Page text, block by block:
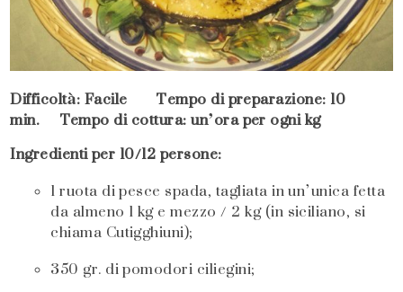
Difficoltà: Facile Tempo di preparazione: 10
min. Tempo di cottura: un’ora per ogni kg
Ingredienti per 10/12 persone:
1 ruota di pesce spada, tagliata in un’unica fetta
da almeno 1 kg e mezzo / 2 kg (in siciliano, si
chiama Cutigghiuni);
350 gr. di pomodori ciliegini;